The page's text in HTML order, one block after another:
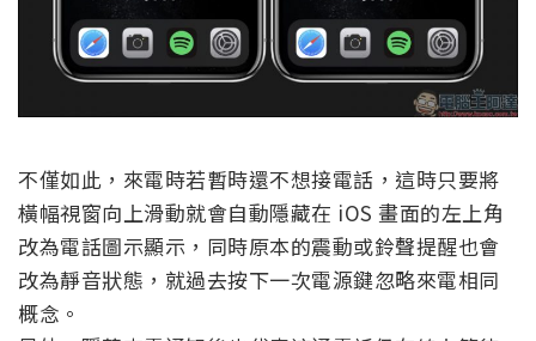
不僅如此，來電時若暫時還不想接電話，這時只要將
橫幅視窗向上滑動就會自動隱藏在 iOS 畫面的左上角
改為電話圖示顯示，同時原本的震動或鈴聲提醒也會
改為靜音狀態，就過去按下一次電源鍵忽略來電相同
概念。